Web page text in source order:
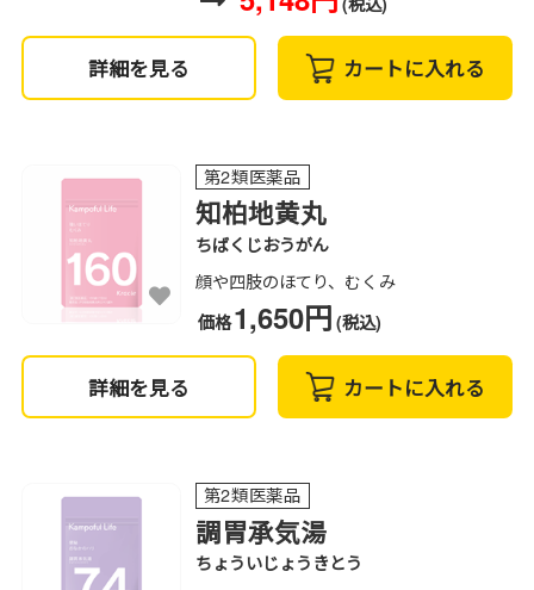
詳細を見る カートに入れる
第2類医薬品
知柏地黄丸
ちばくじおうがん
顔や四肢のほてり、むくみ
価格1,650円 (税込)
詳細を見る カートに入れる
第2類医薬品
調胃承気湯
ちょういじょうきとう